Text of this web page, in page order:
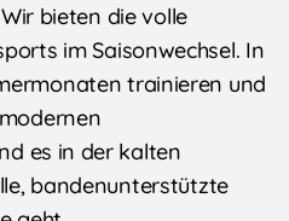
bieten die volle
im Saisonwechsel. In
trainieren und
es in der kalten
bandenunterstützte